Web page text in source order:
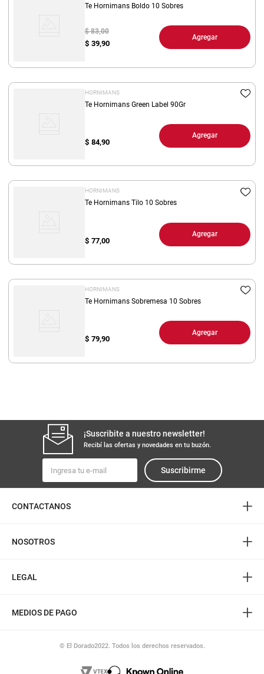
Te Hornimans Boldo 10 Sobres
$ 39,90
$ 83,00
Agregar
HORNIMANS
Te Hornimans Green Label 90Gr
$ 84,90
Agregar
HORNIMANS
Te Hornimans Tilo 10 Sobres
$ 77,00
Agregar
HORNIMANS
Te Hornimans Sobremesa 10 Sobres
$ 79,90
Agregar
¡Suscribite a nuestro newsletter!
Recibí las ofertas y novedades en tu buzón.
Suscribirme
CONTACTANOS +
NOSOTROS +
LEGAL +
MEDIOS DE PAGO +
© El Dorado2022. Todos los derechos reservados.